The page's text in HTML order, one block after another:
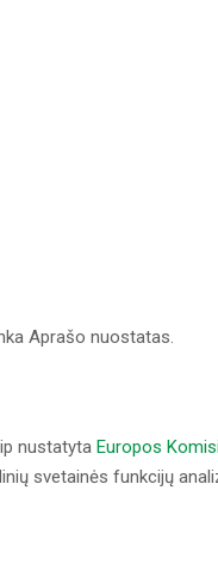
Aprašo nuostatas.
nustatyta Europos
svetainės funkcijų